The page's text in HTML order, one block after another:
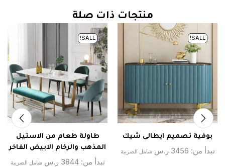
منتجات ذات صلة
SALE!
بوفية تصميم ايطالى شيك
تبدأ من: 3456 ر.س شامل الضريبة
SALE!
طاولة طعام من الاستيل
المذهب والرخام الابيض الفاخر
تبدأ من:3844 ر.س شامل الضريبة